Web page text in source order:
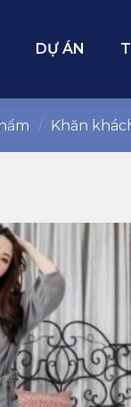
DỰ ÁN
/ Khăn